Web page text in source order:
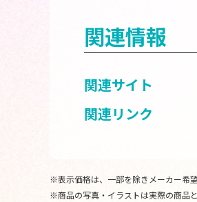
関連情報
関連サイト
関連リンク
※表示価格は、一部を除きメーカー希
※商品の写真・イラストは実際の商品